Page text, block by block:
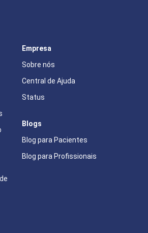
Empresa
Sobre nós
Central de Ajuda
Status
Blogs
Blog para Pacientes
Blog para Profissionais